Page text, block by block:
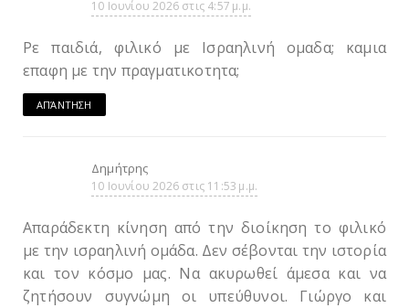
10 Ιουνίου 2026 στις 4:57 μ.μ.
Ρε παιδιά, φιλικό με Ισραηλινή ομαδα; καμια
επαφη με την πραγματικοτητα;
ΑΠΆΝΤΗΣΗ
Δημήτρης
10 Ιουνίου 2026 στις 11:53 μ.μ.
Απαράδεκτη κίνηση από την διοίκηση το φιλικό
με την ισραηλινή ομάδα. Δεν σέβονται την ιστορία
και τον κόσμο μας. Να ακυρωθεί άμεσα και να
ζητήσουν συγνώμη οι υπεύθυνοι. Γιώργο και